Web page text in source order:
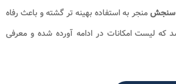
سنجشمنجر به استفاده بهینه تر گشته و باعث رفاه
که لیست امکانات در ادامه آورده شده و معرفی